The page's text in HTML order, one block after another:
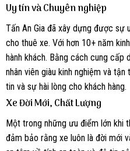
Uy tín và Chuyên nghiệp
Tấn An Gia đã xây dựng được sự
cho thuê xe. Với hơn 10+ năm
hành khách. Bằng cách cung cấp
nhân viên giàu kinh nghiệm và
tin và sự hài lòng cho khách hàng.
Xe Đời Mới, Chất Lượng
Một trong những ưu điểm lớn khi
đảm bảo rằng xe luôn là đời mới